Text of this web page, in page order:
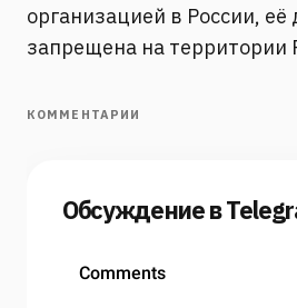
организацией в России, её
запрещена на территории
КОММЕНТАРИИ
Обсуждение в